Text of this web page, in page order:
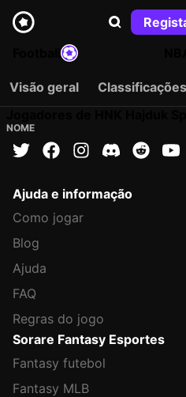
Visão geral Classificações
NOME
Ajuda e informação
Como jogar
Blog
Ajuda
FAQ
Regras do jogo
Sorare Fantasy Esportes
Fantasy futebol
Fantasy MLB